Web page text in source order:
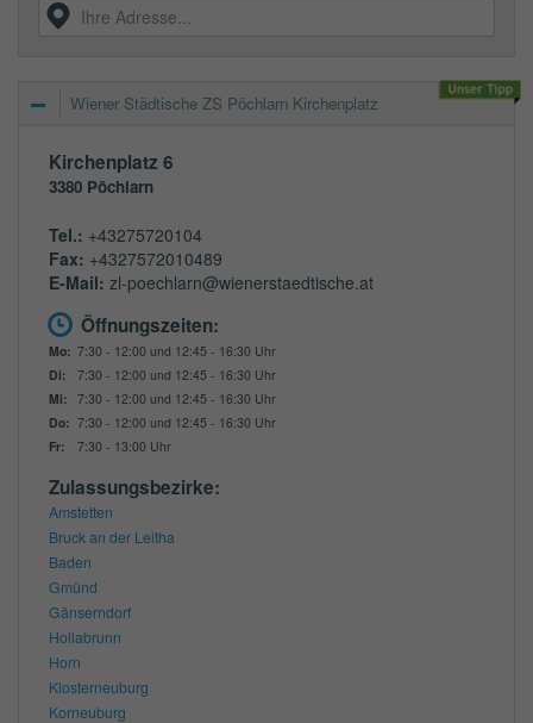
Wiener Städtische ZS Pöchlarn Kirchenplatz
Kirchenplatz 6
3380 Pöchlarn
Tel.: +43275720104
Fax: +4327572010489
E-Mail: zl-poechlarn@wienerstaedtische.at
Öffnungszeiten:
Mo: 7:30 - 12:00 und 12:45 - 16:30 Uhr
Di:
7:30 - 12:00 und 12:45 - 16:30 Uhr
Mi: 7:30 - 12:00 und 12:45 - 16:30 Uhr
Do: 7:30 - 12:00 und 12:45 - 16:30 Uhr
Fr:
7:30 - 13:00 Uhr
Zulassungsbezirke:
Amstetten
Bruck an der Leitha
Baden
Gmünd
Gänserndorf
Hollabrunn
Horn
Klosterneuburg
Korneuburg